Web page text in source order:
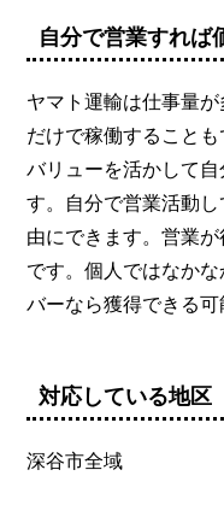
自分で営業すれば
ヤマト運輸は仕事量
だけで稼働すること
バリューを活かして
す。自分で営業活動
由にできます。営業
です。個人ではなか
バーなら獲得できる可
対応している地区
深谷市全域